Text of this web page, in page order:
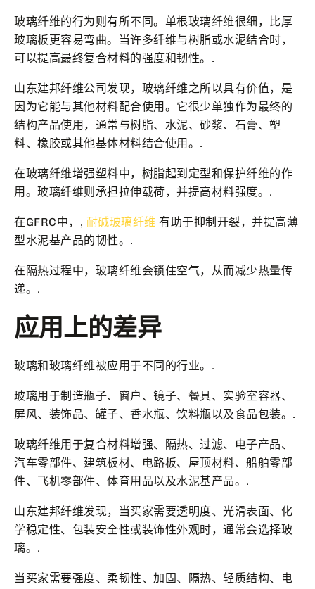
玻璃纤维的行为则有所不同。单根玻璃纤维很细，比厚
玻璃板更容易弯曲。当许多纤维与树脂或水泥结合时，
可以提高最终复合材料的强度和韧性。.
山东建邦纤维公司发现，玻璃纤维之所以具有价值，是
因为它能与其他材料配合使用。它很少单独作为最终的
结构产品使用，通常与树脂、水泥、砂浆、石膏、塑
料、橡胶或其他基体材料结合使用。.
在玻璃纤维增强塑料中，树脂起到定型和保护纤维的作
用。玻璃纤维则承担拉伸载荷，并提高材料强度。.
在GFRC中，, 耐碱玻璃纤维 有助于抑制开裂，并提高薄
型水泥基产品的韧性。.
在隔热过程中，玻璃纤维会锁住空气，从而减少热量传
递。.
应用上的差异
玻璃和玻璃纤维被应用于不同的行业。.
玻璃用于制造瓶子、窗户、镜子、餐具、实验室容器、
屏风、装饰品、罐子、香水瓶、饮料瓶以及食品包装。.
玻璃纤维用于复合材料增强、隔热、过滤、电子产品、
汽车零部件、建筑板材、电路板、屋顶材料、船舶零部
件、飞机零部件、体育用品以及水泥基产品。.
山东建邦纤维发现，当买家需要透明度、光滑表面、化
学稳定性、包装安全性或装饰性外观时，通常会选择玻
璃。.
当买家需要强度、柔韧性、加固、隔热、轻质结构、电